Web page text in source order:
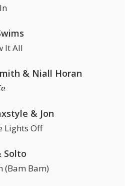
It All
& Niall Horan
& Jon
Lights Off
Solto
(Bam Bam)